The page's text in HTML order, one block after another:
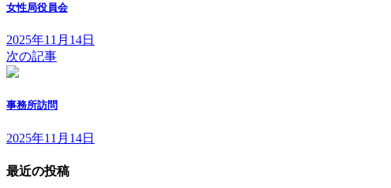
女性局役員会
2025年11月14日
次の記事
事務所訪問
2025年11月14日
最近の投稿